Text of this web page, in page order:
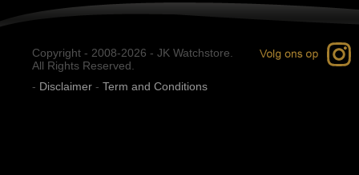
Copyright - 2008-2026 - JK Watchstore.
All Rights Reserved.
- Disclaimer - Term and Conditions